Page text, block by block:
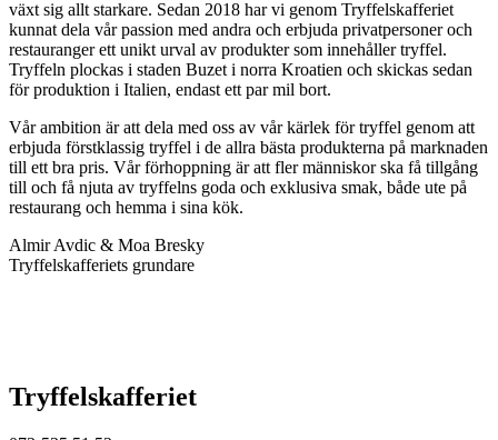
växt sig allt starkare. Sedan 2018 har vi genom Tryffelskafferiet
kunnat dela vår passion med andra och erbjuda privatpersoner och
restauranger ett unikt urval av produkter som innehåller tryffel.
Tryffeln plockas i staden Buzet i norra Kroatien och skickas sedan
för produktion i Italien, endast ett par mil bort.
Vår ambition är att dela med oss av vår kärlek för tryffel genom att
erbjuda förstklassig tryffel i de allra bästa produkterna på marknaden
till ett bra pris. Vår förhoppning är att fler människor ska få tillgång
till och få njuta av tryffelns goda och exklusiva smak, både ute på
restaurang och hemma i sina kök.
Almir Avdic & Moa Bresky
Tryffelskafferiets grundare
Tryffelskafferiet